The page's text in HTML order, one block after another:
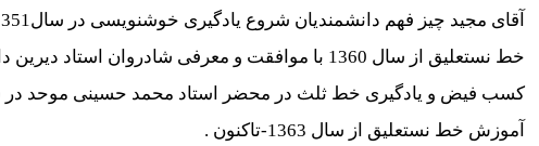
خط نستعلیق از سال 1360 با موافقت و معرفی شادروان استاد دیرین داشت.
کسب فیض و یادگیری خط ثلث در محضر استاد محمد حسینی موحد در
آموزش خط نستعلیق از سال 1363-تاکنون .